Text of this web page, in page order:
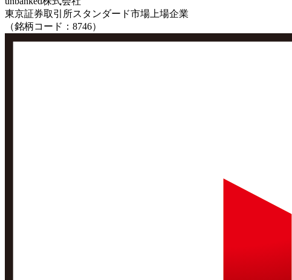
東京証券取引所スタンダード市場上場企業
（銘柄コード：8746）